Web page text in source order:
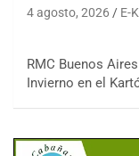
4 agosto, 2026 E-
RMC Buenos
Invierno en el